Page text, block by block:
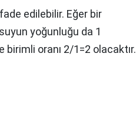
edilebilir. Eğer bir
yoğunluğu da 1
oranı 2/1=2 olacaktır.